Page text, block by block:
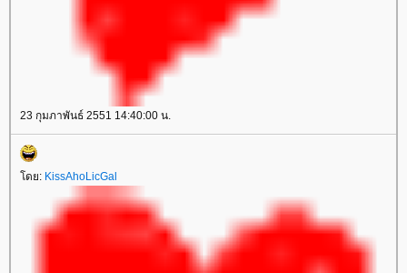
23 กุมภาพันธ์ 2551 14:40:00 น.
ดย: KissAhoLicGal